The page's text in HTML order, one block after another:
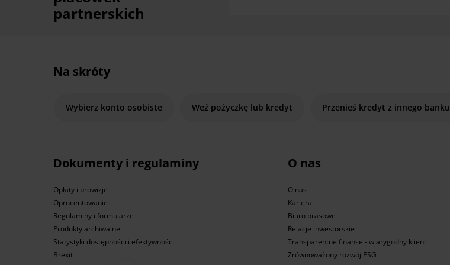
partnerskich
Na skróty
Wybierz konto osobiste Weź pożyczkę lub kredyt Przenieś kredyt z innego banku
Dokumenty i regulaminy
Opłaty i prowizje
Oprocentowanie
Regulaminy i formularze
Produkty archiwalne
Statystyki dostępności i efektywności
Brexit
O nas
O nas
Kariera
Biuro prasowe
Relacje inwestorskie
Transparentne finanse - wiarygodny klient
Zrównoważony rozwój ESG